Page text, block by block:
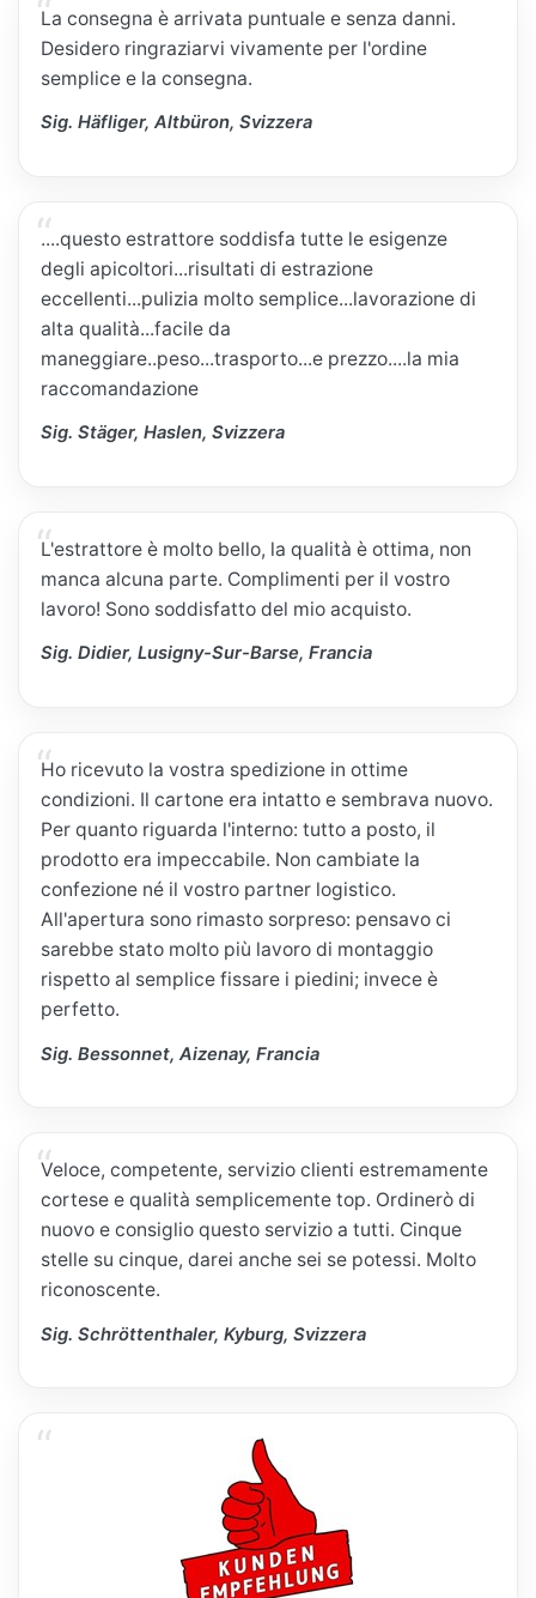
La consegna è arrivata puntuale e senza danni.
Desidero ringraziarvi vivamente per l'ordine
semplice e la consegna.
Sig. Häfliger, Altbüron, Svizzera
....questo estrattore soddisfa tutte le esigenze
degli apicoltori...risultati di estrazione
eccellenti...pulizia molto semplice...lavorazione di
alta qualità...facile da
maneggiare..peso...trasporto...e prezzo....la mia
raccomandazione
Sig. Stäger, Haslen, Svizzera
L'estrattore è molto bello, la qualità è ottima, non
manca alcuna parte. Complimenti per il vostro
lavoro! Sono soddisfatto del mio acquisto.
Sig. Didier, Lusigny-Sur-Barse, Francia
Ho ricevuto la vostra spedizione in ottime
condizioni. Il cartone era intatto e sembrava nuovo.
Per quanto riguarda l'interno: tutto a posto, il
prodotto era impeccabile. Non cambiate la
confezione né il vostro partner logistico.
All'apertura sono rimasto sorpreso: pensavo ci
sarebbe stato molto più lavoro di montaggio
rispetto al semplice fissare i piedini; invece è
perfetto.
Sig. Bessonnet, Aizenay, Francia
Veloce, competente, servizio clienti estremamente
cortese e qualità semplicemente top. Ordinerò di
nuovo e consiglio questo servizio a tutti. Cinque
stelle su cinque, darei anche sei se potessi. Molto
riconoscente.
Sig. Schröttenthaler, Kyburg, Svizzera